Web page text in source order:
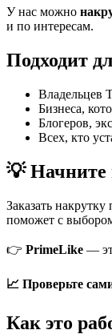
У нас можно
и по интересам.
Подходит
Владельцев
Бизнеса,
Блогеров,
Всех, кто
💡 Начните
Заказать
поможет с
👉 PrimeLike —
📈 Проверьте
Как это